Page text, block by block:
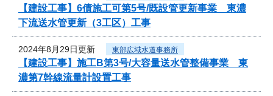
【建設工事】6債施工可第5号/既設管更新事業 東濃
下流送水管更新（3工区）工事
2024年8月29日更新 東部広域水道事務所
【建設工事】施工B第3号/大容量送水管整備事業 東
濃第7幹線流量計設置工事